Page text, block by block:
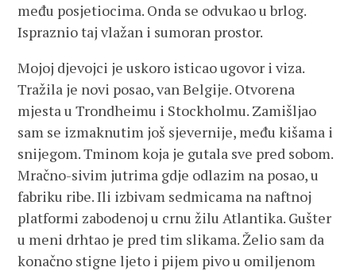
među posjetiocima. Onda se odvukao u brlog.
Ispraznio taj vlažan i sumoran prostor.
Mojoj djevojci je uskoro isticao ugovor i viza.
Tražila je novi posao, van Belgije. Otvorena
mjesta u Trondheimu i Stockholmu. Zamišljao
sam se izmaknutim još sjevernije, među kišama i
snijegom. Tminom koja je gutala sve pred sobom.
Mračno-sivim jutrima gdje odlazim na posao, u
fabriku ribe. Ili izbivam sedmicama na naftnoj
platformi zabodenoj u crnu žilu Atlantika. Gušter
u meni drhtao je pred tim slikama. Želio sam da
konačno stigne ljeto i pijem pivo u omiljenom